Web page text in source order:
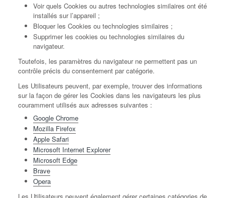
Voir quels Cookies ou autres technologies similaires ont été
installés sur l’appareil ;
Bloquer les Cookies ou technologies similaires ;
Supprimer les cookies ou technologies similaires du
navigateur.
Toutefois, les paramètres du navigateur ne permettent pas un
contrôle précis du consentement par catégorie.
Les Utilisateurs peuvent, par exemple, trouver des informations
sur la façon de gérer les Cookies dans les navigateurs les plus
couramment utilisés aux adresses suivantes :
Google Chrome
Mozilla Firefox
Apple Safari
Microsoft Internet Explorer
Microsoft Edge
Brave
Opera